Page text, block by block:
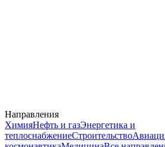
Направления
ХимияНефть и газЭнергетика и
теплоснабжениеСтроительство